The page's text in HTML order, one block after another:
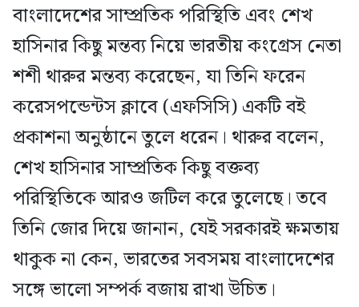
বাংলাদেশের সাম্প্রতিক পরিস্থিতি এবং শেখ
হাসিনার কিছু মন্তব্য নিয়ে ভারতীয় কংগ্রেস নেতা
শশী থারুর মন্তব্য করেছেন, যা তিনি ফরেন
করেসপন্ডেন্টস ক্লাবে (এফসিসি) একটি বই
প্রকাশনা অনুষ্ঠানে তুলে ধরেন। থারুর বলেন,
শেখ হাসিনার সাম্প্রতিক কিছু বক্তব্য
পরিস্থিতিকে আরও জটিল করে তুলেছে। তবে
তিনি জোর দিয়ে জানান, যেই সরকারই ক্ষমতায়
থাকুক না কেন, ভারতের সবসময় বাংলাদেশের
সঙ্গে ভালো সম্পর্ক বজায় রাখা উচিত।